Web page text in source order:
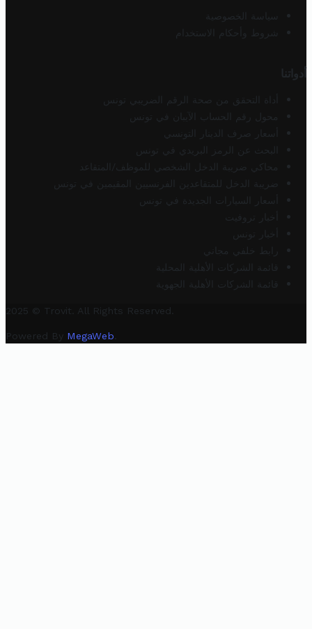
سياسة الخصوصية
شروط وأحكام الاستخدام
أدواتنا
أداة التحقق من صحة الرقم الضريبي تونس
محول رقم الحساب الآيبان في تونس
أسعار صرف الدينار التونسي
البحث عن الرمز البريدي في تونس
محاكي ضريبة الدخل الشخصي للموظف/المتقاعد
ضريبة الدخل للمتقاعدين الفرنسيين المقيمين في تونس
أسعار السيارات الجديدة في تونس
أخبار تروفيت
أخبار تونس
رابط خلفي مجاني
قائمة الشركات الأهلية المحلية
قائمة الشركات الأهلية الجهوية
2025 © Trovit. All Rights Reserved.
Powered By MegaWeb